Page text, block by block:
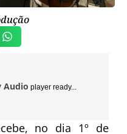
Audio player ready...
no dia 1º de